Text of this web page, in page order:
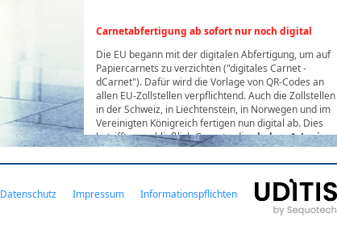
Carnetabfertigung ab sofort nur noch digital
Die EU begann mit der digitalen Abfertigung, um auf
Papiercarnets zu verzichten ("digitales Carnet -
dCarnet"). Dafür wird die Vorlage von QR-Codes an
allen EU-Zollstellen verpflichtend. Auch die Zollstellen
in der Schweiz, in Liechtenstein, in Norwegen und im
Vereinigten Königreich fertigen nun digital ab. Dies
betrifft ausschließlich Carnets, dieab dem 1. Juni
2026 ausgestelltwurden.
Carnetanwendung integriert, hier beantragte Carnets
müssen allerdings in eine weitere
registrierungspflichtige Anwendung geladen werden.
Datenschutz Impressum Informationspflichten